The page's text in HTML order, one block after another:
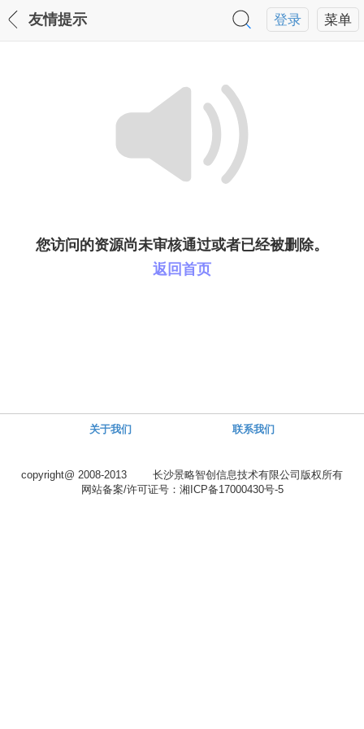
菜单
登录
友情提示
您访问的资源尚未审核通过或者已经被删除。
返回首页
关于我们 联系我们
copyright@ 2008-2013 长沙景略智创信息技术有限公司版权所有
网站备案/许可证号：湘ICP备17000430号-5